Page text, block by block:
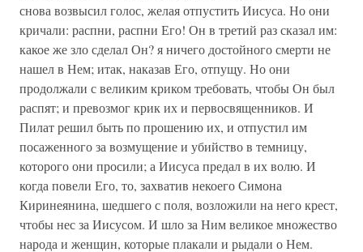
снова возвысил голос, желая отпустить Иисуса. Но они
кричали: распни, распни Его! Он в третий раз сказал им:
какое же зло сделал Он? я ничего достойного смерти не
нашел в Нем; итак, наказав Его, отпущу. Но они
продолжали с великим криком требовать, чтобы Он был
распят; и превозмог крик их и первосвященников. И
Пилат решил быть по прошению их, и отпустил им
посаженного за возмущение и убийство в темницу,
которого они просили; а Иисуса предал в их волю. И
когда повели Его, то, захватив некоего Симона
Киринеянина, шедшего с поля, возложили на него крест,
чтобы нес за Иисусом. И шло за Ним великое множество
народа и женщин, которые плакали и рыдали о Нем.